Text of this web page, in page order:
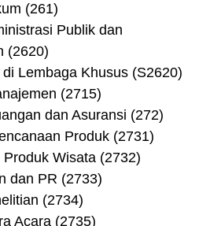
(261)
Publik dan
(2620)
Lembaga Khusus (S2620)
(2715)
dan Asuransi (272)
Produk (2731)
Wisata (2732)
dan PR (2733)
(2734)
Acara (2735)